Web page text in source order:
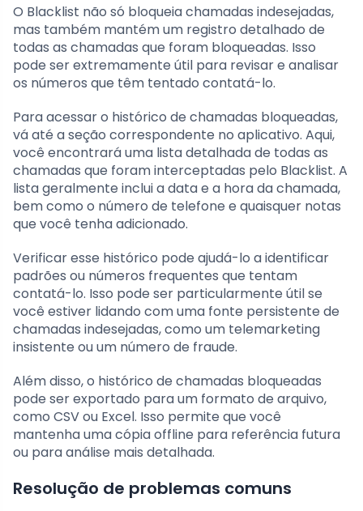
O Blacklist não só bloqueia chamadas indesejadas,
mas também mantém um registro detalhado de
todas as chamadas que foram bloqueadas. Isso
pode ser extremamente útil para revisar e analisar
os números que têm tentado contatá-lo.
Para acessar o histórico de chamadas bloqueadas,
vá até a seção correspondente no aplicativo. Aqui,
você encontrará uma lista detalhada de todas as
chamadas que foram interceptadas pelo Blacklist. A
lista geralmente inclui a data e a hora da chamada,
bem como o número de telefone e quaisquer notas
que você tenha adicionado.
Verificar esse histórico pode ajudá-lo a identificar
padrões ou números frequentes que tentam
contatá-lo. Isso pode ser particularmente útil se
você estiver lidando com uma fonte persistente de
chamadas indesejadas, como um telemarketing
insistente ou um número de fraude.
Além disso, o histórico de chamadas bloqueadas
pode ser exportado para um formato de arquivo,
como CSV ou Excel. Isso permite que você
mantenha uma cópia offline para referência futura
ou para análise mais detalhada.
Resolução de problemas comuns